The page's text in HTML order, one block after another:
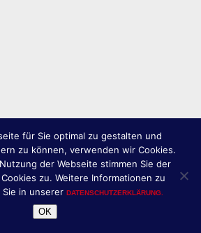
für Sie optimal zu gestalten und
zu können, verwenden wir Cookies.
der Webseite stimmen Sie der
zu. Weitere Informationen zu
in unserer DATENSCHUTZERKLÄRUNG.
OK